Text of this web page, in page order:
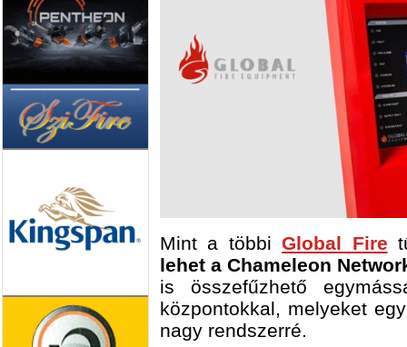
Mint a többiGlobal Fire
lehet a Chameleon
is összefűzhető
központokkal, melyeket
nagy rendszerré.